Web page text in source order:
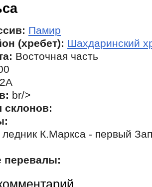
Памир
(хребет): Шахдаринский
Восточная часть
2А
br/>
склонов:
ледник К.Маркса - первый
перевалы: